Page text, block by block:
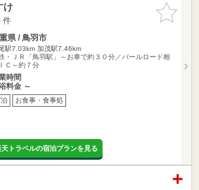
お気に入
りに追加
け
件
県 / 鳥羽市
駅7.03km 加茂駅7.46km
・ＪＲ「鳥羽駅」～お車で約３０分／パールロード相
Ｃ～約７分
時間
料金 ～
お食事・食事処
天トラベルの宿泊プランを見る